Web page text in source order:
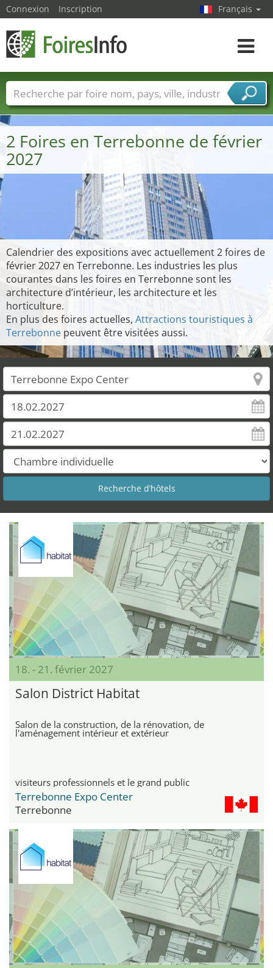
2 Foires en Terrebonne de février
2027
Calendrier des expositions avec actuellement 2 foires de
février 2027 en Terrebonne. Les industries les plus
courantes dans les foires en Terrebonne sont les
architecture d’intérieur, les architecture et les
horticulture.
En plus des foires actuelles, Attractions touristiques à
Terrebonne peuvent être visitées aussi.
18. - 21. février 2027
Salon District Habitat
Salon de la construction, de la rénovation, de
l'aménagement intérieur et extérieur
visiteurs professionnels et le grand public
Terrebonne Expo Center
Terrebonne
Connexion Inscription Français
Toggle
Foire noms Pays Villes
Secteurs de foire
Secteurs du fournisseur de services